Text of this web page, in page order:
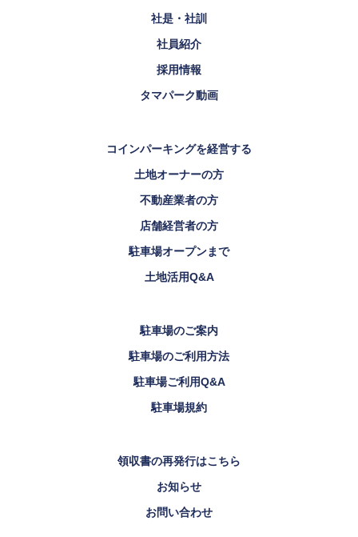
社是・社訓
社員紹介
採用情報
タマパーク動画
コインパーキングを経営する
土地オーナーの方
不動産業者の方
店舗経営者の方
駐車場オープンまで
土地活用Q&A
駐車場のご案内
駐車場のご利用方法
駐車場ご利用Q&A
駐車場規約
領収書の再発行はこちら
お知らせ
お問い合わせ